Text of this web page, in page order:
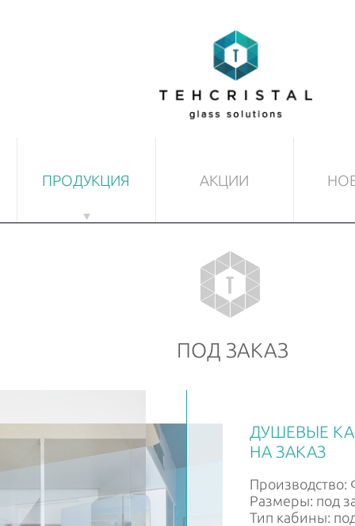
ПРОДУКЦИЯ
Маркизы
Полы и потолки
Лестницы
АКЦИИ
ПОД ЗАКАЗ
ДУШЕВЫЕ
НА ЗАКАЗ
Производство:
Размеры: под
Тип кабины: